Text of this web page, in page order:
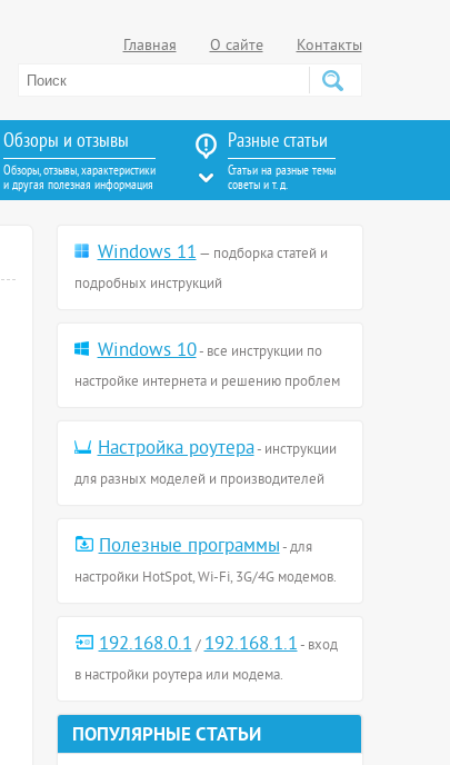
Обзоры и отзывы
Обзоры, отзывы, характеристики
и другая полезная информация
Разные статьи
Статьи на разные темы
советы и т. д.
Главная О сайте Контакты
Windows 11 — подборка статей и
подробных инструкций
Windows 10- все инструкции по
настройке интернета и решению проблем
Настройка роутера- инструкции
для разных моделей и производителей
Полезные программы- для
настройки HotSpot, Wi-Fi, 3G/4G модемов.
192.168.0.1 /192.168.1.1- вход
в настройки роутера или модема.
ПОПУЛЯРНЫЕ СТАТЬИ